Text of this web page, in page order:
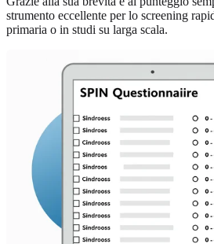
strumento eccellente per lo screening
primaria o in studi su larga scala.